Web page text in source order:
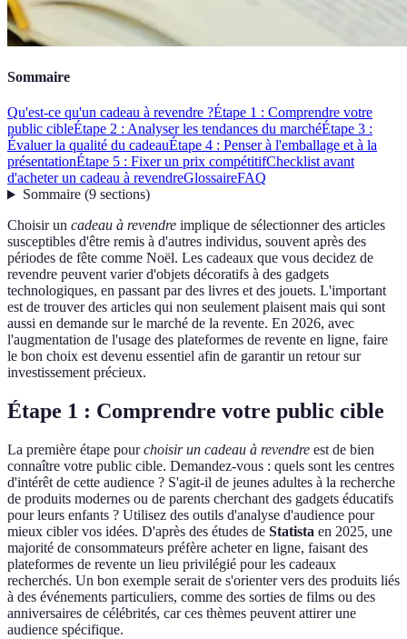
Sommaire
Qu'est-ce qu'un cadeau à revendre ?Étape 1 : Comprendre votre
public cibleÉtape 2 : Analyser les tendances du marchéÉtape 3 :
Évaluer la qualité du cadeauÉtape 4 : Penser à l'emballage et à la
présentationÉtape 5 : Fixer un prix compétitifChecklist avant
d'acheter un cadeau à revendreGlossaireFAQ
Sommaire(9 sections)
Choisir un cadeau à revendre implique de sélectionner des articles
susceptibles d'être remis à d'autres individus, souvent après des
périodes de fête comme Noël. Les cadeaux que vous decidez de
revendre peuvent varier d'objets décoratifs à des gadgets
technologiques, en passant par des livres et des jouets. L'important
est de trouver des articles qui non seulement plaisent mais qui sont
aussi en demande sur le marché de la revente. En 2026, avec
l'augmentation de l'usage des plateformes de revente en ligne, faire
le bon choix est devenu essentiel afin de garantir un retour sur
investissement précieux.
Étape 1 : Comprendre votre public cible
La première étape pourchoisir un cadeau à revendre est de bien
connaître votre public cible. Demandez-vous : quels sont les centres
d'intérêt de cette audience ? S'agit-il de jeunes adultes à la recherche
de produits modernes ou de parents cherchant des gadgets éducatifs
pour leurs enfants ? Utilisez des outils d'analyse d'audience pour
mieux cibler vos idées. D'après des études de Statista en 2025, une
majorité de consommateurs préfère acheter en ligne, faisant des
plateformes de revente un lieu privilégié pour les cadeaux
recherchés. Un bon exemple serait de s'orienter vers des produits liés
à des événements particuliers, comme des sorties de films ou des
anniversaires de célébrités, car ces thèmes peuvent attirer une
audience spécifique.